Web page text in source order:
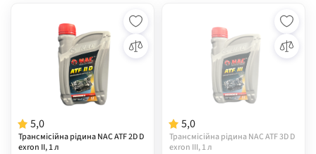
5,0
Трансмісійна рідина NAC ATF 2D D
exron II, 1 л
5,0
Трансмісійна рідина NAC ATF 3D D
exron III, 1 л